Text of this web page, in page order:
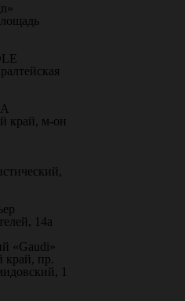
край, м-он
14а
«Gaudi»
край, пр.
1